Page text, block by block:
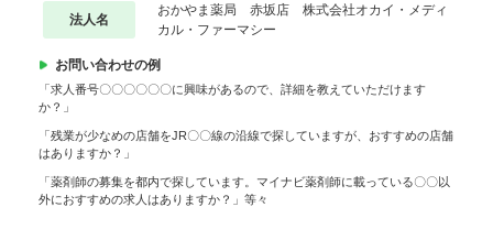
法人名
おかやま薬局 赤坂店 株式会社オカイ・メディ
カル・ファーマシー
お問い合わせの例
「求人番号〇〇〇〇〇〇に興味があるので、詳細を教えていただけます
か？」
「残業が少なめの店舗をJR〇〇線の沿線で探していますが、おすすめの店舗
はありますか？」
「薬剤師の募集を都内で探しています。マイナビ薬剤師に載っている〇〇以
外におすすめの求人はありますか？」等々